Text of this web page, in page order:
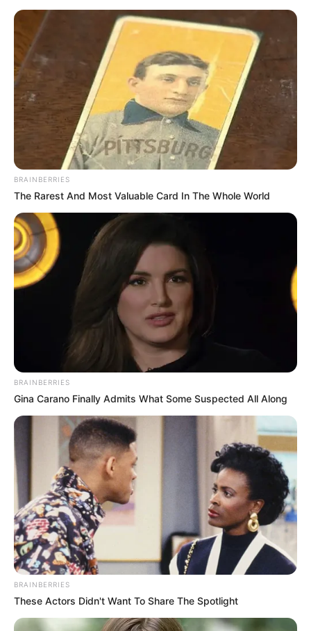
Sinopsis I Can Hear Your
Voice Episode 5: Hye
Sung dan Soo Ha
Bertemu dengan Joon
Sinopsis I Can Hear Your
Voice Episode 4:
Seseorang Melakukan
Teror Kepada Hye Sung
Sinopsis I Can Hear Your
Rela Menyamar Demi
Menyelamatkan Seon Bin
Sinopsis I Can Hear Your
Voice Episode 2: Soo Ha
Berusaha Menemukan
Hye Sung
BRAINBERRIES
The Rarest And Most Valuable Card In The Whole World
BRAINBERRIES
Gina Carano Finally Admits What Some Suspected All Along
BRAINBERRIES
These Actors Didn't Want To Share The Spotlight